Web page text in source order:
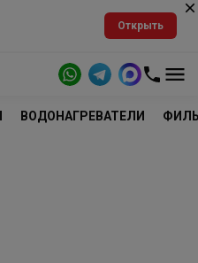
Открыть
ВОДОНАГРЕВАТЕЛИ